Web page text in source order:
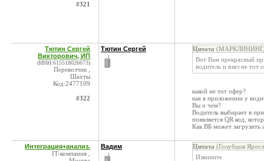
#321
Тютин Сергей
Викторович, ИП
(ИНН:615518026673)
Перевозчик ,
Шахты
Код:2477109
#322
Тютин Сергей Цитата (МАРКЛИНИНГ,
Вот Вам прекрасный
водитель и взял не тот
какой не тот офер?
как в приложении у
Вы о чем?
Водитель выбирает в
появляется QR код,
Как ВБ может загрузить
Интеграция+анализ.
IT-компания ,
Вадим Цитата (Голубцов
Извините